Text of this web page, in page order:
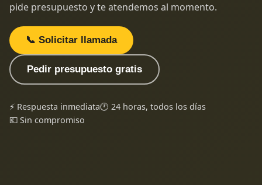
pide presupuesto y te atendemos al momento.
📞 Solicitar llamada
Pedir presupuesto gratis
⚡ Respuesta inmediata🕐 24 horas, todos los días
💶 Sin compromiso